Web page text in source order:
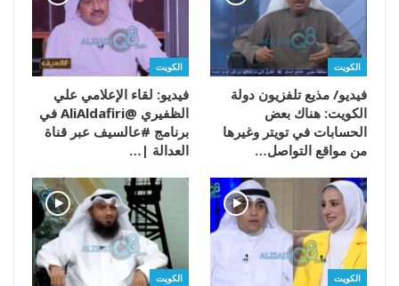
الكويت
فيديو/ مذيع تلفزيون دولة
الكويت: هناك بعض
الحسابات في تويتر وغيرها
من مواقع التواصل…
الكويت
فيديو: لقاء الإعلامي علي
الظفيري @AliAldafiri في
برنامج #عالسيف عبر قناة
العدالة |…
الكويت الكويت